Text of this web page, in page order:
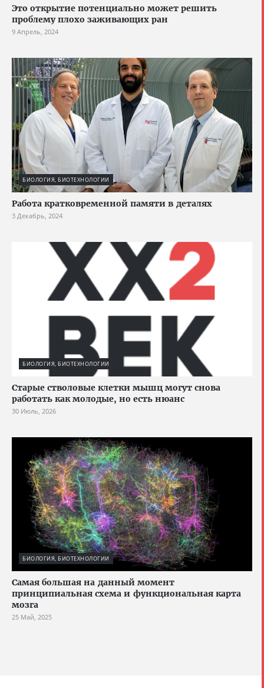
Это открытие потенциально может решить
проблему плохо заживающих ран
9 Апрель, 2024
БИОЛОГИЯ, БИОТЕХНОЛОГИИ
Работа кратковременной памяти в деталях
3 Декабрь, 2024
БИОЛОГИЯ, БИОТЕХНОЛОГИИ
Старые стволовые клетки мышц могут снова
работать как молодые, но есть нюанс
30 Июль, 2026
БИОЛОГИЯ, БИОТЕХНОЛОГИИ
Cамая большая на данный момент
принципиальная схема и функциональная карта
мозга
25 Май, 2025